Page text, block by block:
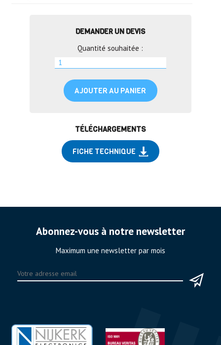
DEMANDER UN DEVIS
Quantité souhaitée :
AJOUTER AU PANIER
TÉLÉCHARGEMENTS
FICHE TECHNIQUE
Abonnez-vous à notre newsletter
Maximum une newsletter par mois